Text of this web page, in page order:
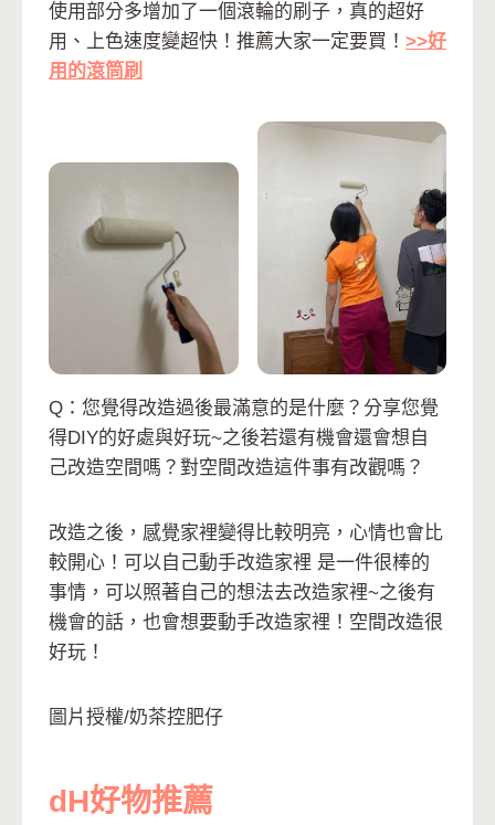
使用部分多增加了一個滾輪的刷子，真的超好
用、上色速度變超快！推薦大家一定要買！ >>好
用的滾筒刷
Q：您覺得改造過後最滿意的是什麼？分享您覺
得DIY的好處與好玩~之後若還有機會還會想自
己改造空間嗎？對空間改造這件事有改觀嗎？
改造之後，感覺家裡變得比較明亮，心情也會比
較開心！可以自己動手改造家裡 是一件很棒的
事情，可以照著自己的想法去改造家裡~之後有
機會的話，也會想要動手改造家裡！空間改造很
好玩！
圖片授權/奶茶控肥仔
dH好物推薦